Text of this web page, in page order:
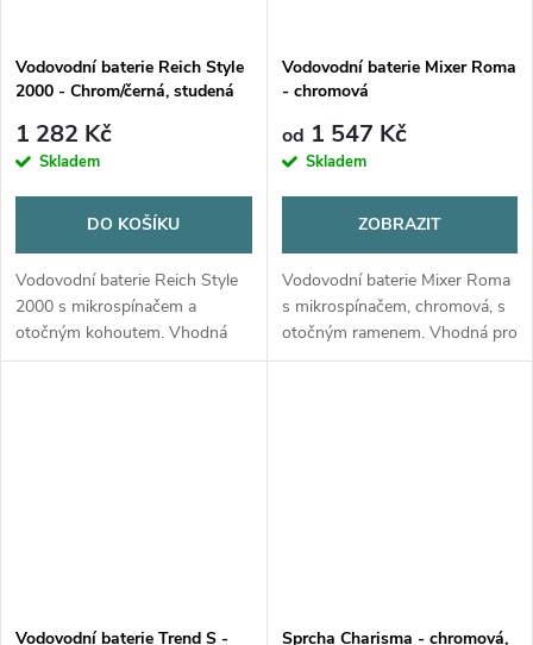
Vodovodní baterie Reich Style
2000 - Chrom/černá, studená
1 282 Kč
Skladem
DO KOŠÍKU
Vodovodní baterie Reich Style
2000 s mikrospínačem a
otočným kohoutem. Vhodná
pro studenou vodu, plastová
Vodovodní baterie Mixer Roma
- chromová
od 1 547 Kč
Skladem
ZOBRAZIT
Vodovodní baterie Mixer Roma
s mikrospínačem, chromová, s
otočným ramenem. Vhodná pro
studenou vodu, montážní otvor
Vodovodní baterie Trend S -
Sprcha Charisma - chromová,